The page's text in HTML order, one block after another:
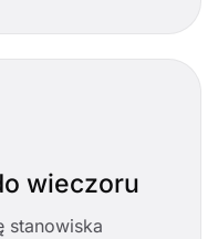
wieczoru
stanowiska